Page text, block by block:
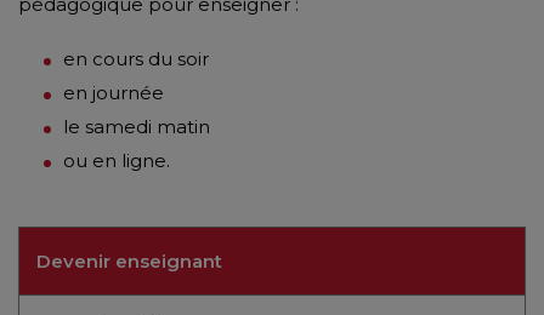
en cours du soir
en journée
le samedi matin
ou en ligne.
Devenir enseignant